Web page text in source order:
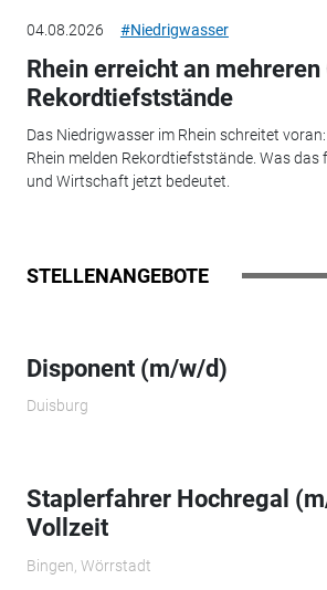
04.08.2026 #Niedrigwasser
Rhein erreicht an mehreren
Rekordtiefststände
Das Niedrigwasser im Rhein schreitet
Rhein melden Rekordtiefststände. Was
und Wirtschaft jetzt bedeutet.
STELLENANGEBOTE
Disponent (m/w/d)
Duisburg
Staplerfahrer Hochregal
Vollzeit
Bingen, Wörrstadt